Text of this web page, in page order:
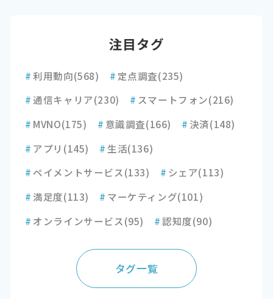
注目タグ
#利用動向(568) # 定点調査(235)
#通信キャリア(230) # スマートフォン(216)
# MVNO(175) # 意識調査(166) # 決済(148)
# アプリ (145) # 生活(136)
# ペイメントサービス(133) # シェア(113)
#満足度(113) # マーケティング(101)
# オンラインサービス(95) #認知度(90)
タグ一覧